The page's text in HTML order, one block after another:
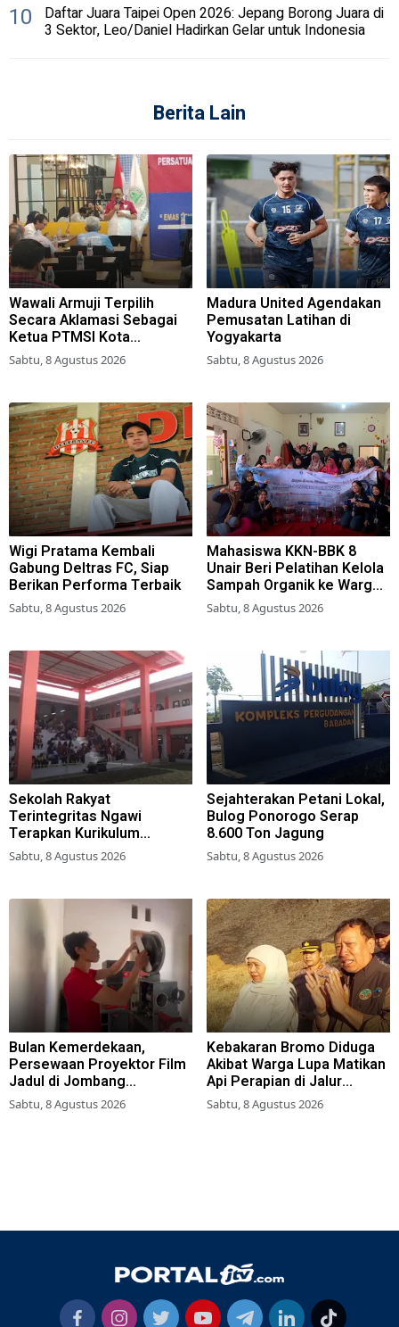
10 Daftar Juara Taipei Open 2026: Jepang Borong Juara di
3 Sektor, Leo/Daniel Hadirkan Gelar untuk Indonesia
Berita Lain
Wawali Armuji Terpilih
Secara Aklamasi Sebagai
Ketua PTMSI Kota
Surabaya
Sabtu, 8 Agustus 2026
Madura United Agendakan
Pemusatan Latihan di
Yogyakarta
Sabtu, 8 Agustus 2026
Wigi Pratama Kembali
Gabung Deltras FC, Siap
Berikan Performa Terbaik
Sabtu, 8 Agustus 2026
Mahasiswa KKN-BBK 8
Unair Beri Pelatihan Kelola
Sampah Organik ke Warga
Simokerto Surabaya
Sabtu, 8 Agustus 2026
Sekolah Rakyat
Terintegritas Ngawi
Terapkan Kurikulum
Berbasis Asrama
Sabtu, 8 Agustus 2026
Sejahterakan Petani Lokal,
Bulog Ponorogo Serap
8.600 Ton Jagung
Sabtu, 8 Agustus 2026
Bulan Kemerdekaan,
Persewaan Proyektor Film
Jadul di Jombang
Meningkat
Sabtu, 8 Agustus 2026
Kebakaran Bromo Diduga
Akibat Warga Lupa Matikan
Api Perapian di Jalur
Tradisional
Sabtu, 8 Agustus 2026